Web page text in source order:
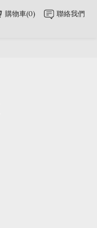
購物車(0)
聯絡我們
立即購買